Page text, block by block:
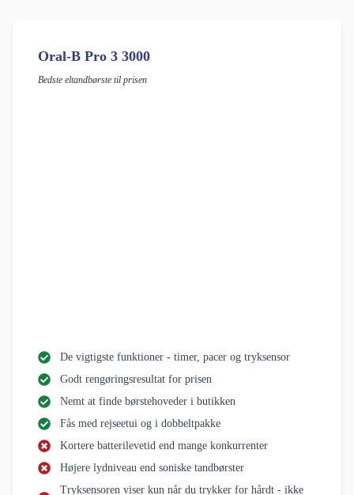
Oral-B Pro 3 3000
Bedste eltandbørste til prisen
i samarbejde med
Tryksensor og de vigtige funktioner
Pro 3 har alle de funktioner, vi anser for essentielle i en eltandbørste: